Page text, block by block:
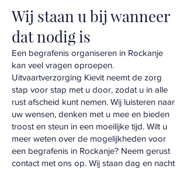
Wij staan u bij wanneer
dat nodig is
Een begrafenis organiseren in Rockanje
kan veel vragen oproepen.
Uitvaartverzorging Kievit neemt de zorg
stap voor stap met u door, zodat u in alle
rust afscheid kunt nemen. Wij luisteren naar
uw wensen, denken met u mee en bieden
troost en steun in een moeilijke tijd. Wilt u
meer weten over de mogelijkheden voor
een begrafenis in Rockanje? Neem gerust
contact met ons op. Wij staan dag en nacht